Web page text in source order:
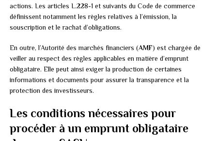
actions. Les articles L.228-1 et suivants du Code de commerce
définissent notamment les règles relatives à l’émission, la
souscription et le rachat d’obligations.
En outre, l’Autorité des marchés financiers (AMF) est chargée de
veiller au respect des règles applicables en matière d’emprunt
obligataire. Elle peut ainsi exiger la production de certaines
informations et documents pour assurer la transparence et la
protection des investisseurs.
Les conditions nécessaires pour
procéder à un emprunt obligataire